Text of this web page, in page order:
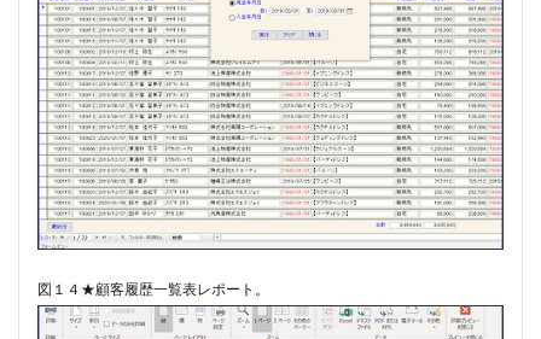
図１４★顧客履歴一覧表レポート。